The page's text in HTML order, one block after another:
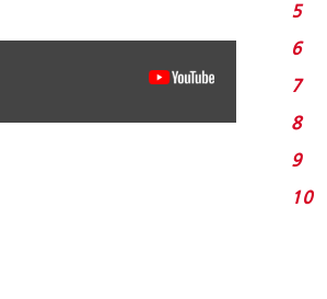
5
6
7
8
9
10